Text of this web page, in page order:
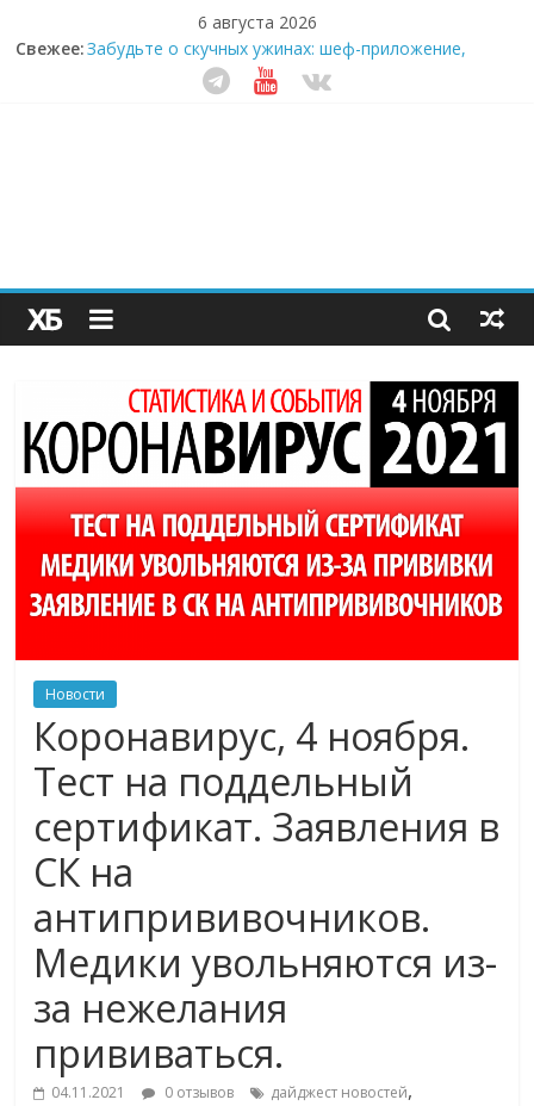
6 августа 2026
Свежее:Забудьте о скучных ужинах: шеф-приложение,
которое видит вашу еду насквозь
Небо зовёт: как бизнес на полётах дронов и
Секрет супергидратации: почему кокосовая вода с
пребиотиками становится главным трендом
здорового питания
Новости
Коронавирус, 4 ноября.
Тест на поддельный
сертификат. Заявления в
СК на
антипрививочников.
Медики увольняются из-
за нежелания
прививаться.
04.11.2021 0 отзывов дайджест новостей,